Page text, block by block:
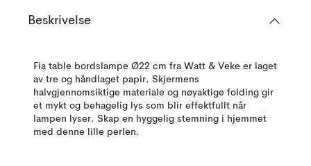
Beskrivelse
Fia table bordslampe Ø22 cm fra Watt & Veke er laget
av tre og håndlaget papir. Skjermens
halvgjennomsiktige materiale og nøyaktige folding gir
et mykt og behagelig lys som blir effektfullt når
lampen lyser. Skap en hyggelig stemning i hjemmet
med denne lille perlen.